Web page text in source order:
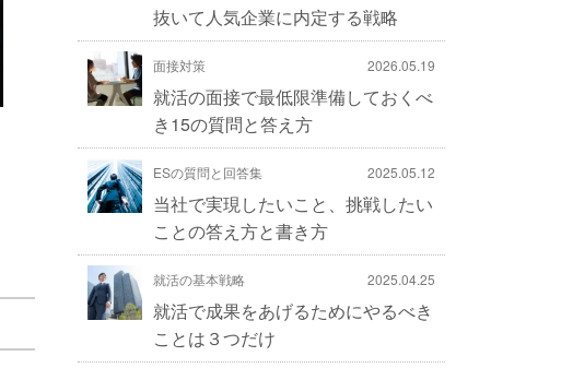
抜いて人気企業に内定する戦略
面接対策 2026.05.19
就活の面接で最低限準備しておくべ
き15の質問と答え方
ESの質問と回答集 2025.05.12
当社で実現したいこと、挑戦したい
ことの答え方と書き方
就活の基本戦略 2025.04.25
就活で成果をあげるためにやるべき
ことは３つだけ